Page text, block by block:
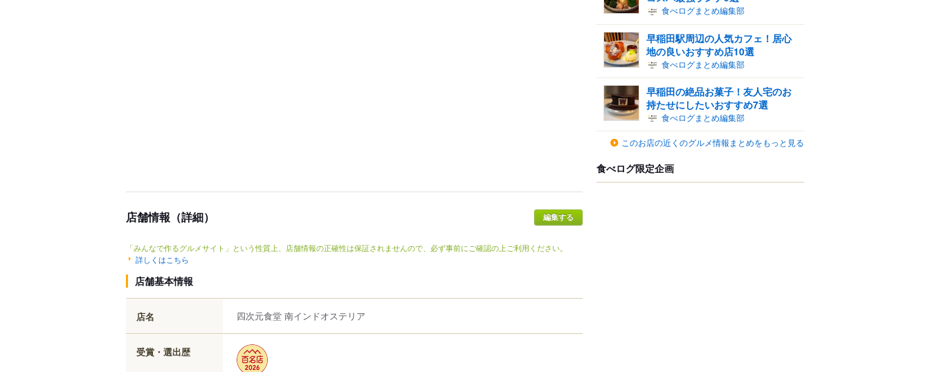
店舗情報（詳細）
「みんなで作るグルメサイト」という性質上、店舗情報の正確性は保証されませんので、必ず事前にご確認の上ご利用ください。
詳しくはこちら
店舗基本情報
店名 四次元食堂 南インドオステリア
受賞・選出歴
食べログまとめ編集部
早稲田駅周辺の人気カフェ！居心
地の良いおすすめ店10選
食べログまとめ編集部
早稲田の絶品お菓子！友人宅のお
持たせにしたいおすすめ7選
食べログまとめ編集部
このお店の近くのグルメ情報まとめをもっと見る
食べログ限定企画